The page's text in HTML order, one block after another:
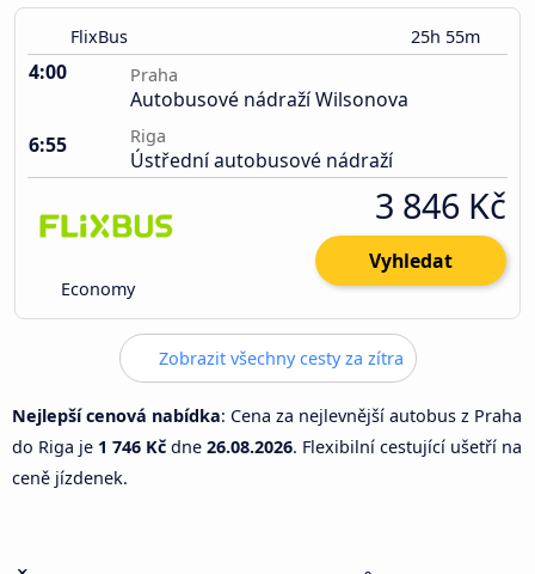
FlixBus 25h 55m
4:00 Praha
Autobusové nádraží Wilsonova
6:55
Riga
Ústřední autobusové nádraží
Economy
3 846 Kč
Vyhledat
Zobrazit všechny cesty za zítra
Nejlepší cenová nabídka: Cena za nejlevnější autobus z Praha
do Riga je 1 746 Kč dne 26.08.2026. Flexibilní cestující ušetří na
ceně jízdenek.